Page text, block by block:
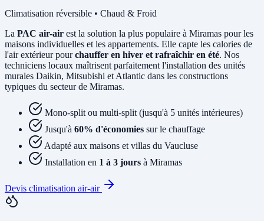
Climatisation réversible • Chaud & Froid
La PAC air-air est la solution la plus populaire à Miramas pour les
maisons individuelles et les appartements. Elle capte les calories de
l'air extérieur pourchauffer en hiver et rafraîchir en été. Nos
techniciens locaux maîtrisent parfaitement l'installation des unités
murales Daikin, Mitsubishi et Atlantic dans les constructions
typiques du secteur de Miramas.
Mono-split ou multi-split (jusqu'à 5 unités intérieures)
Jusqu'à 60% d'économies sur le chauffage
Adapté aux maisons et villas du Vaucluse
Installation en 1 à 3 jours à Miramas
Devis climatisation air-air